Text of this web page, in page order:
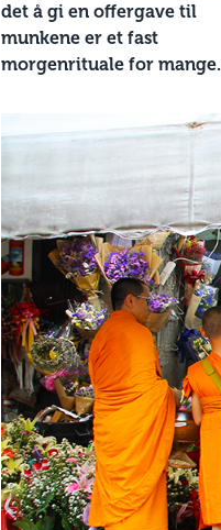
det å gi en offergave til
munkene er et fast
morgenrituale for mange.